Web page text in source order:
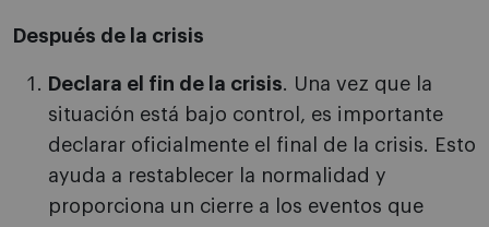
Después de la crisis
Declara el fin de la crisis. Una vez que la
situación está bajo control, es importante
declarar oficialmente el final de la crisis. Esto
ayuda a restablecer la normalidad y
proporciona un cierre a los eventos que